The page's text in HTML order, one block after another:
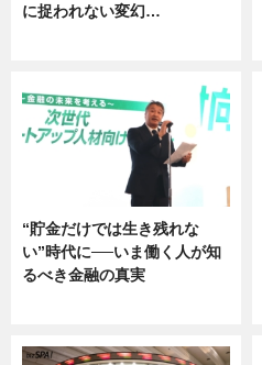
に捉われない変幻…
“貯金だけでは生き残れな
い”時代に──いま働く人が知
るべき金融の真実